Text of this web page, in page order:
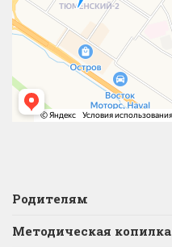
Родителям
Методическая копилка